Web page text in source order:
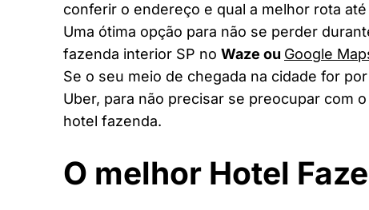
conferir o endereço e qual a melhor rota
Uma ótima opção para não se perder
fazenda interior SP no Waze ou Google
Se o seu meio de chegada na cidade for
Uber, para não precisar se preocupar com
hotel fazenda.
O melhor Hotel